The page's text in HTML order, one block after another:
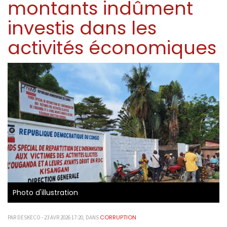
montants indûment
investis dans les
activités économiques
Photo d'illustration
PAR DESKECO - 23 AVR 2026 17:20, DANS CORRUPTION